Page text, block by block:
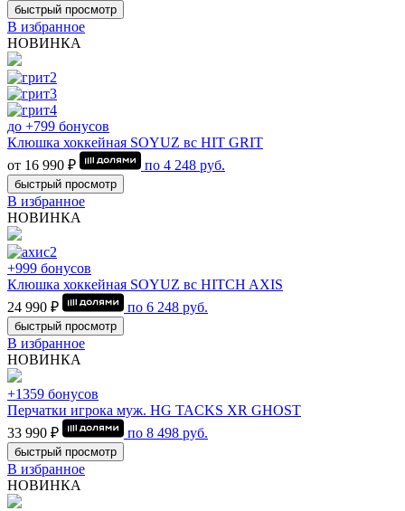
быстрый просмотр
В избранное
НОВИНКА
до +799 бонусов
Клюшка хоккейная SOYUZ вс HIT GRIT
от 16 990 ₽
по 4 248 руб.
быстрый просмотр
В избранное
НОВИНКА
+999 бонусов
Клюшка хоккейная SOYUZ вс HITCH AXIS
24 990 ₽
по 6 248 руб.
быстрый просмотр
В избранное
НОВИНКА
+1359 бонусов
Перчатки игрока муж. HG TACKS XR GHOST
33 990 ₽
по 8 498 руб.
быстрый просмотр
В избранное
НОВИНКА